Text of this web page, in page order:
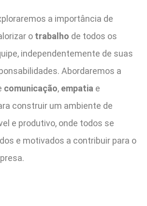
a importância de
o trabalho de todos os
independentemente de suas
Abordaremos a
comunicação, empatia e
construir um ambiente de
e produtivo, onde todos se
e motivados a contribuir para o